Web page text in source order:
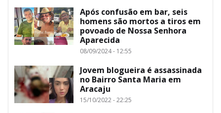
Após confusão em bar, seis
homens são mortos a tiros em
povoado de Nossa Senhora
Aparecida
08/09/2024 - 12:55
Jovem blogueira é assassinada
no Bairro Santa Maria em
Aracaju
15/10/2022 - 22:25